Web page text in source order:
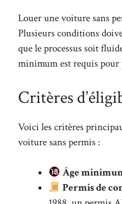
Louer une voiture sans
Plusieurs conditions
que le processus soit
minimum est requis pour
Critères
Voici les critères
voiture sans permis :
Âge
Permis de